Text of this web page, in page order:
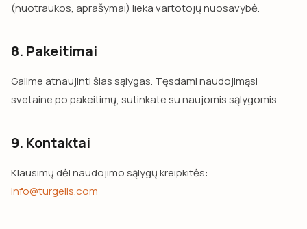
(nuotraukos, aprašymai) lieka vartotojų nuosavybė.
8. Pakeitimai
Galime atnaujinti šias sąlygas. Tęsdami naudojimąsi
svetaine po pakeitimų, sutinkate su naujomis sąlygomis.
9. Kontaktai
Klausimų dėl naudojimo sąlygų kreipkitės:
info@turgelis.com